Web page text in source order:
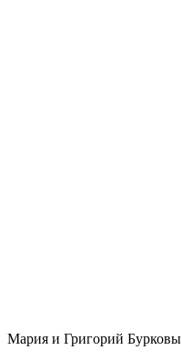
Мария и Григорий Бурковы